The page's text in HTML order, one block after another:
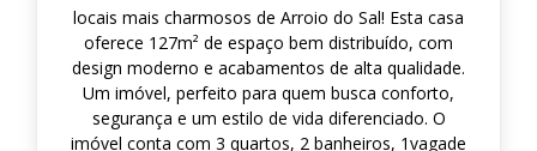
locais mais charmosos de Arroio do Sal! Esta casa
oferece 127m² de espaço bem distribuído, com
design moderno e acabamentos de alta qualidade.
Um imóvel, perfeito para quem busca conforto,
segurança e um estilo de vida diferenciado. O
imóvel conta com 3 quartos, 2 banheiros, 1vagade